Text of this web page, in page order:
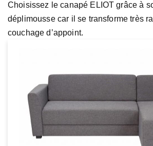
Choisissez le canapé ELIOT grâce à
déplimousse car il se transforme très
couchage d’appoint.